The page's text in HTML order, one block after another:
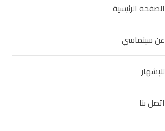
الصفحة الرئيسية
عن سينماسي
للإشهار
اتصل بنا